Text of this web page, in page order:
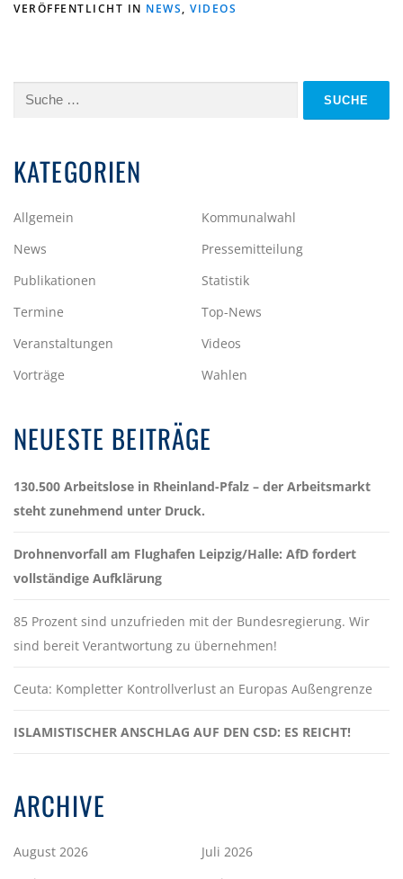
VERÖFFENTLICHT IN NEWS, VIDEOS
Suche
KATEGORIEN
Allgemein
Kommunalwahl
News
Pressemitteilung
Publikationen
Statistik
Termine
Top-News
Veranstaltungen
Videos
Vorträge
Wahlen
NEUESTE BEITRÄGE
130.500 Arbeitslose in Rheinland-Pfalz – der Arbeitsmarkt
steht zunehmend unter Druck.
Drohnenvorfall am Flughafen Leipzig/Halle: AfD fordert
vollständige Aufklärung
85 Prozent sind unzufrieden mit der Bundesregierung. Wir
sind bereit Verantwortung zu übernehmen!
Ceuta: Kompletter Kontrollverlust an Europas Außengrenze
ISLAMISTISCHER ANSCHLAG AUF DEN CSD: ES REICHT!
ARCHIVE
August 2026
Juli 2026